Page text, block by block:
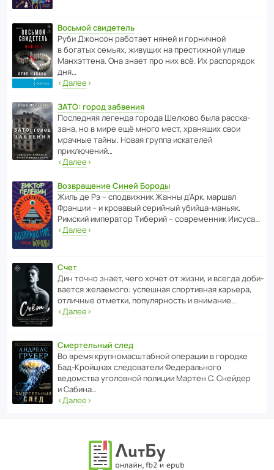
Восьмой свидетель
Руби Джонсон рабо­тает няней и горни­чной
в богатых семьях, живущих на прес­ти­жной улице
Манх­эт­тена. Она знает про них всё. Их распо­рядок
дня…
‹Далее›
ЗАТО: город забвения
После­дняя легенда города Шелково была расска­
зана, но в мире ещё много мест, хранящих свои
мрачные тайны. Новая группа иска­телей
приключений…
‹Далее›
Возвращение Синей Бороды
Жиль де Рэ – спод­ви­жник Жанны д’Арк, маршал
Франции – и кровавый серийный убийца-маньяк.
Римский импе­ратор Тиберий – совре­менник Иисуса…
‹Далее›
Счет
Дин точно знает, чего хочет от жизни, и всегда доби­
ва­ется жела­е­мого: успе­шная спор­ти­вная карьера,
отли­чные отметки, попу­ля­р­ность и внимание…
‹Далее›
Смертельный след
Во время круп­но­мас­ш­та­бной операции в городке
Бад‑Крой­цнах следо­ва­тели Феде­раль­ного
ведомства уголо­вной полиции Мартен С. Снейдер
и Сабина…
‹Далее›